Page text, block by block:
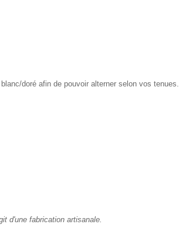
doré afin de pouvoir alterner selon vos tenues.
d'une fabrication artisanale.